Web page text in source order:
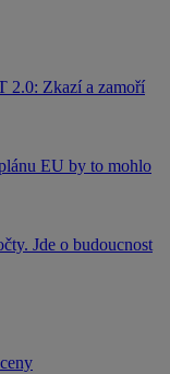
2.0: Zkazí a zamoří
EU by to mohlo
Jde o budoucnost